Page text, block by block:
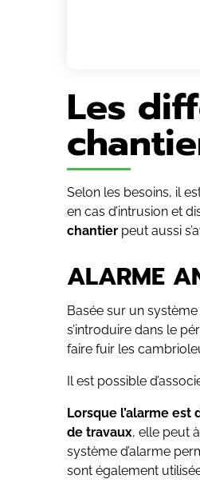
Les
Selon les besoins, il
en cas d’intrusion et
chantierpeut aussi
ALARME
Basée sur un
s’introduire dans le
faire fuir les
Il est possible
Lorsque l’alarme est
de travaux, elle peut
système d’alarme
sont également